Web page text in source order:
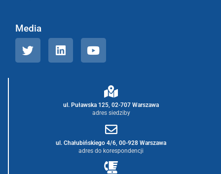
Media
ul. Puławska 125, 02-707 Warszawa
adres siedziby
ul. Chałubińskiego 4/6, 00-928 Warszawa
adres do korespondencji